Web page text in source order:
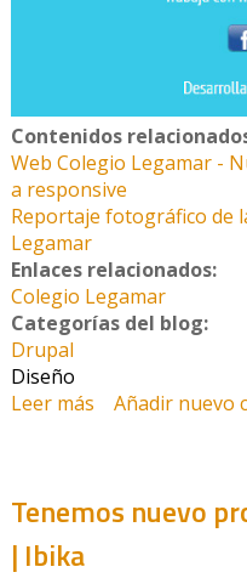
Contenidos
Web Colegio Legamar -
a responsive
Reportaje fotográfico de
Legamar
Enlaces relacionados:
Colegio Legamar
Categorías del blog:
Drupal
Diseño
Leer más sobre Colegio
Añadir nuevo
Tenemos nuevo
| Ibika